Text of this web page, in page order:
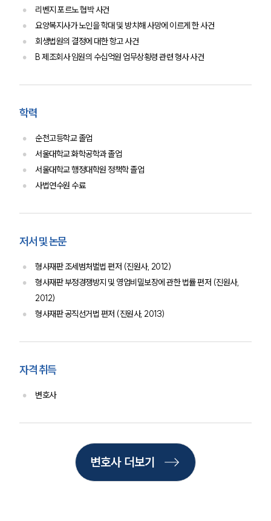
리벤지 포르노 협박 사건
요양복지사가 노인을 학대 및 방치해 사망에 이르게 한 사건
회생법원의 결정에 대한 항고 사건
B 제조회사 임원의 수십억원 업무상횡령 관련 형사 사건
학력
순천고등학교 졸업
서울대학교 화학공학과 졸업
서울대학교 행정대학원 정책학 졸업
사법연수원 수료
저서 및 논문
형사재판 조세범처벌법 편저 (진원사, 2012)
형사재판 부정경쟁방지 및 영업비밀보장에 관한 법률 편저 (진원사,
2012)
형사재판 공직선거법 편저 (진원사, 2013)
자격 취득
변호사
변호사 더보기